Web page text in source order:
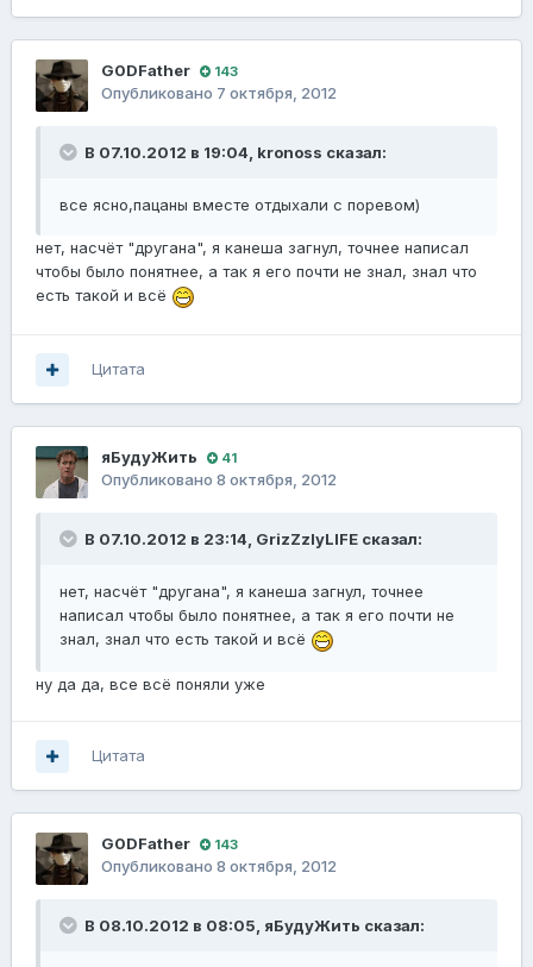
G0DFathеr 143
Опубликовано 7 октября, 2012
В 07.10.2012 в 19:04, kronoss сказал:
все ясно,пацаны вместе отдыхали с поревом)
нет, насчёт "другана", я канеша загнул, точнее написал
чтобы было понятнее, а так я его почти не знал, знал что
есть такой и всё
Цитата
яБудуЖить 41
Опубликовано 8 октября, 2012
В 07.10.2012 в 23:14, GrizZzlyLIFE сказал:
нет, насчёт "другана", я канеша загнул, точнее
написал чтобы было понятнее, а так я его почти не
знал, знал что есть такой и всё
ну да да, все всё поняли уже
Цитата
G0DFathеr 143
Опубликовано 8 октября, 2012
В 08.10.2012 в 08:05, яБудуЖить сказал: